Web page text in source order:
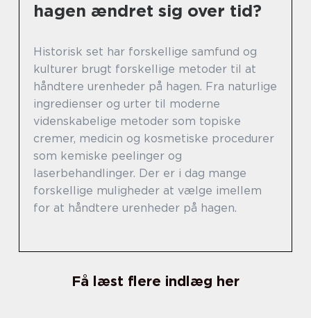
hagen ændret sig over tid?
Historisk set har forskellige samfund og
kulturer brugt forskellige metoder til at
håndtere urenheder på hagen. Fra naturlige
ingredienser og urter til moderne
videnskabelige metoder som topiske
cremer, medicin og kosmetiske procedurer
som kemiske peelinger og
laserbehandlinger. Der er i dag mange
forskellige muligheder at vælge imellem
for at håndtere urenheder på hagen.
Få læst flere indlæg her